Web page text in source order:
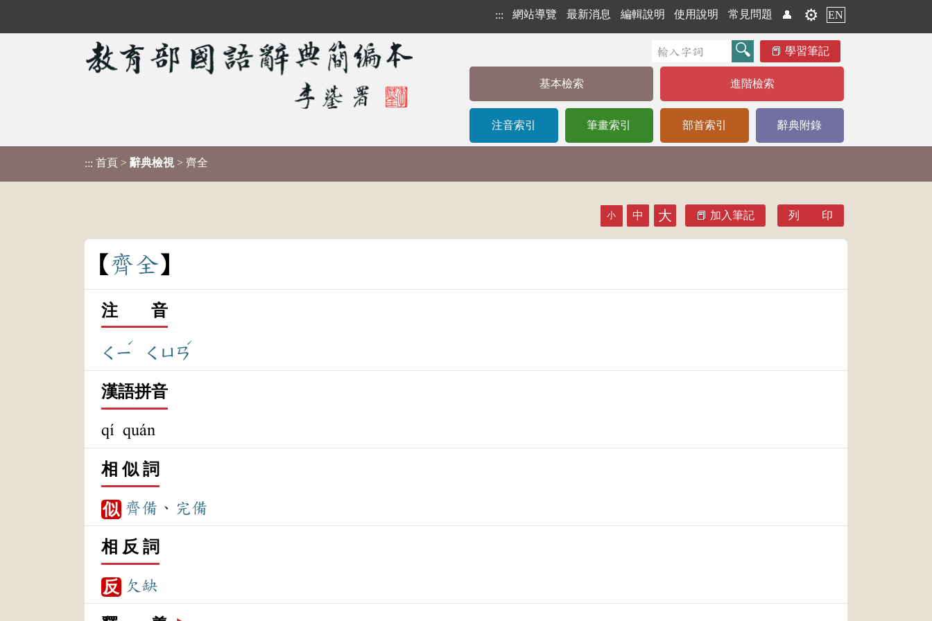
::: 網站導覽 最新消息 編輯說明 使用說明 常見問題 👤 ⚙️ EN
學習筆記
基本檢索 進階檢索
注音索引 筆畫索引 部首索引 辭典附錄
::: 首頁 > 辭典檢視 > 齊全
小 中 大 加入筆記 列 印
齊全
注 音
ㄑㄧ
ˊ
ㄑㄩㄢ
ˊ
漢語拼音
qí quán
相 似 詞
似 齊備 、 完備
相 反 詞
反 欠缺